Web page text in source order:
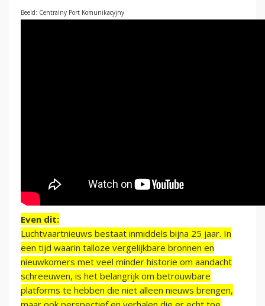
Beeld: Centralny Port Komunikacyjny
Even dit:
Luchtvaartnieuws bestaat inmiddels bijna 25 jaar. In
een tijd waarin talloze vergelijkbare bronnen en
nieuwkomers met veel minder historie om aandacht
schreeuwen, is het belangrijk om betrouwbare
platforms te hebben die niet alleen nieuws brengen,